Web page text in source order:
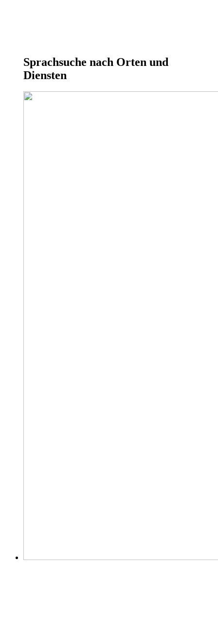
Sprachsuche nach Orten und
Diensten